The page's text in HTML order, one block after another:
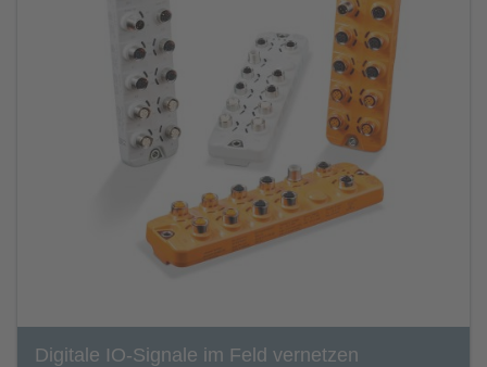
Digitale IO-Signale im Feld vernetzen